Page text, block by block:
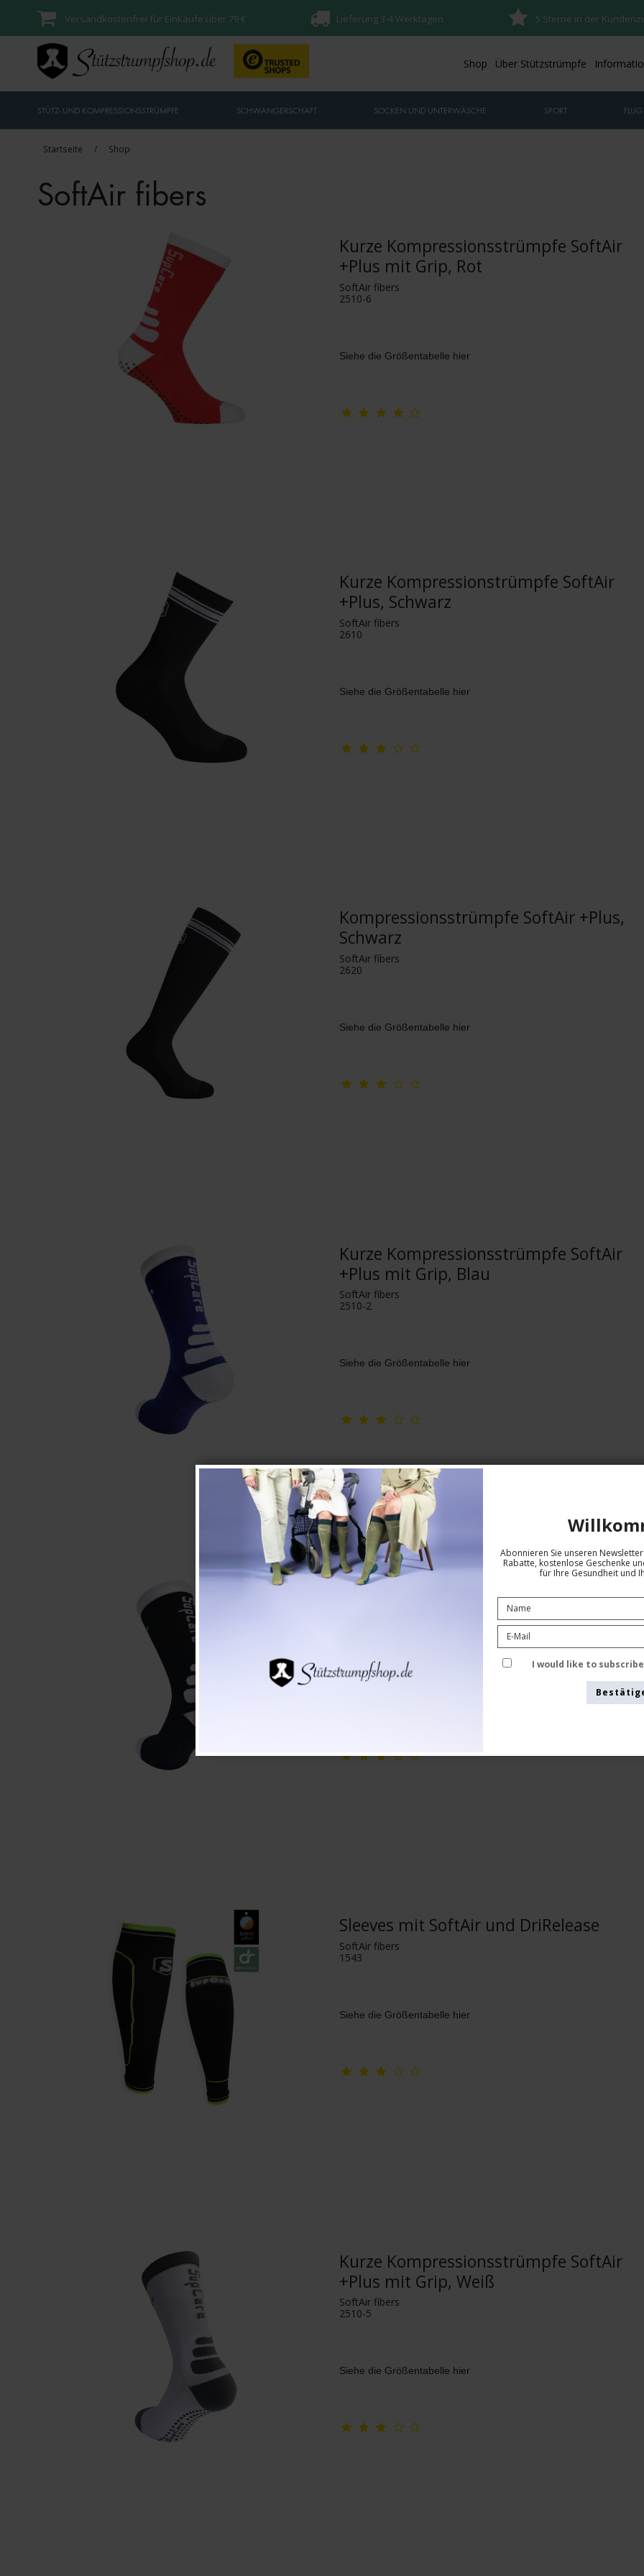
Versandkostenfrei für Einkäufe über 79 € Lieferung 3-4 Werktagen 5 Sterne in der
Shop Über Stützstrümpfe
STÜTZ- UND KOMPRESSIONSSTRÜMPFE SCHWANGERSCHAFT SOCKEN UND UNTERWÄSCHE SPORT
Startseite / Shop
SoftAir fibers
Kurze Kompressionsstrümpfe SoftAir
+Plus mit Grip, Rot
SoftAir fibers
2510-6
Siehe die Größentabelle hier
Kurze Kompressionstrümpfe SoftAir
+Plus, Schwarz
SoftAir fibers
2610
Siehe die Größentabelle hier
Kompressionsstrümpfe SoftAir +Plus,
Schwarz
SoftAir fibers
2620
Siehe die Größentabelle hier
Kurze Kompressionsstrümpfe SoftAir
+Plus mit Grip, Blau
SoftAir fibers
2510-2
Siehe die Größentabelle hier
Kurze Kompressionsstrümpfe SoftAir
+Plus mit Grip, Schwarz
Sleeves mit SoftAir und DriRelease
SoftAir fibers
1543
Siehe die Größentabelle hier
Kurze Kompressionsstrümpfe SoftAir
+Plus mit Grip, Weiß
SoftAir fibers
2510-5
Siehe die Größentabelle hier
Abonnieren Sie unseren
Rabatte, kostenlose Geschenke
für Ihre Gesundheit und
I would like to